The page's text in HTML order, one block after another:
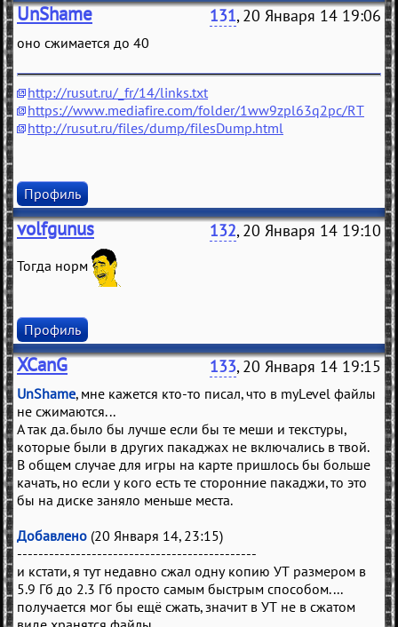
UnShame 131, 20 Января 14 19:06
оно сжимается до 40
http://rusut.ru/_fr/14/links.txt
https://www.mediafire.com/folder/1ww9zpl63q2pc/RT
http://rusut.ru/files/dump/filesDump.html
Профиль
volfgunus 132, 20 Января 14 19:10
Тогда норм
Профиль
XCanG 133, 20 Января 14 19:15
UnShame, мне кажется кто-то писал, что в myLevel файлы
не сжимаются...
А так да. было бы лучше если бы те меши и текстуры,
которые были в других пакаджах не включались в твой.
В общем случае для игры на карте пришлось бы больше
качать, но если у кого есть те сторонние пакаджи, то это
бы на диске заняло меньше места.
Добавлено (20 Января 14, 23:15)
---------------------------------------------
и кстати, я тут недавно сжал одну копию УТ размером в
5.9 Гб до 2.3 Гб просто самым быстрым способом....
получается мог бы ещё сжать, значит в УТ не в сжатом